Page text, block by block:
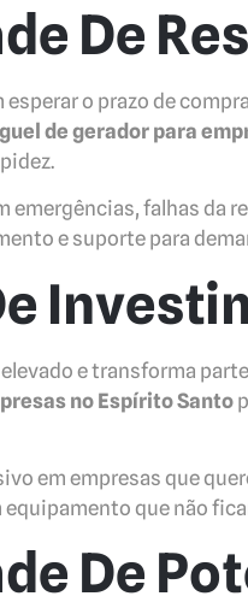
De
o prazo de
de gerador para
emergências, falhas da
e suporte para
e transforma
no Espírito Santo
em empresas que
que não
De